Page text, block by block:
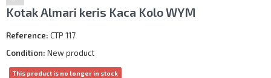
Kotak Almari keris Kaca Kolo WYM
Reference: CTP 117
Condition: New product
This product is no longer in stock